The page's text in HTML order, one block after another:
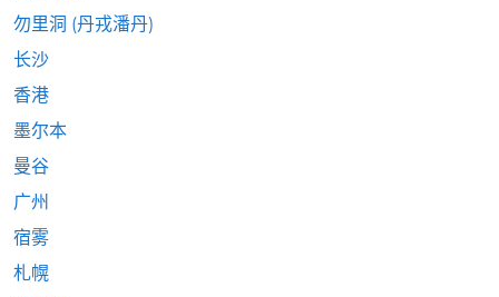
勿里洞 (丹戎潘丹)
长沙
香港
墨尔本
曼谷
广州
宿雾
札幌